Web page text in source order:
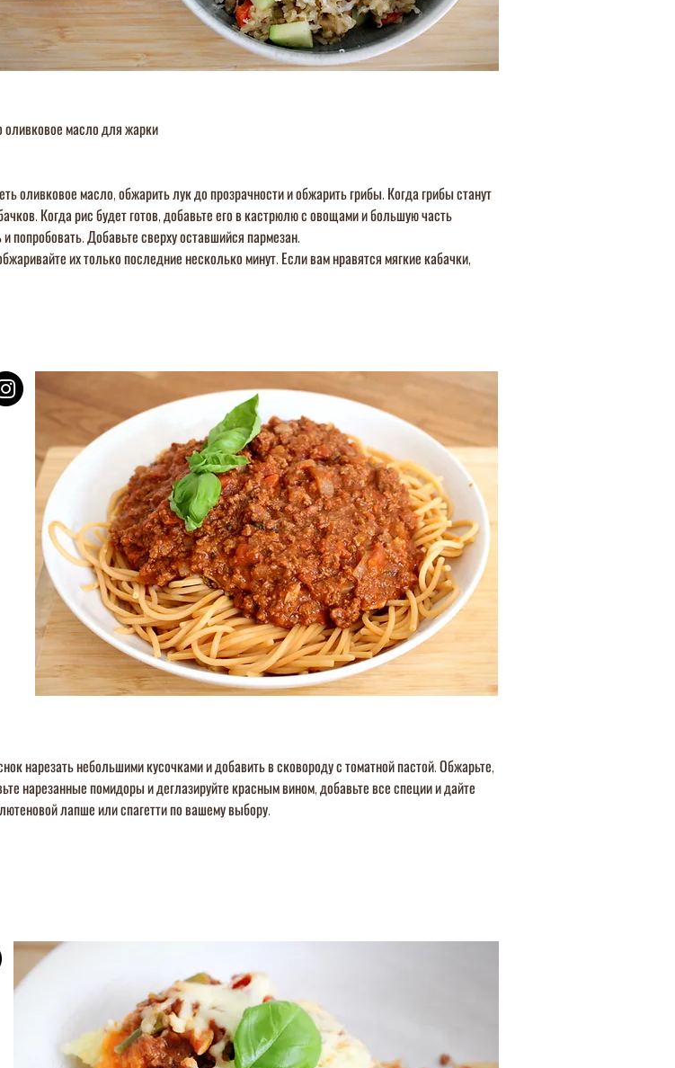
оливковое масло для жарки
оливковое масло, обжарить лук до прозрачности и обжарить грибы. Когда грибы станут
Когда рис будет готов, добавьте его в кастрюлю с овощами и большую часть
попробовать. Добавьте сверху оставшийся пармезан.
их только последние несколько минут. Если вам нравятся мягкие кабачки,
нарезать небольшими кусочками и добавить в сковороду с томатной пастой. Обжарьте,
нарезанные помидоры и деглазируйте красным вином, добавьте все специи и дайте
лапше или спагетти по вашему выбору.